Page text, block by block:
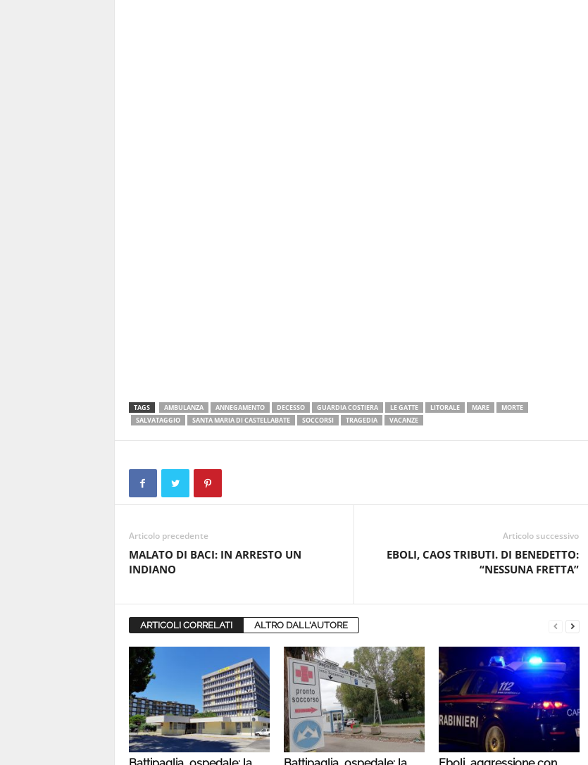
TAGS AMBULANZA ANNEGAMENTO DECESSO GUARDIA COSTIERA LE GATTE LITORALE MARE
MORTE
SALVATAGGIO
SANTA MARIA DI CASTELLABATE SOCCORSI TRAGEDIA VACANZE
Articolo precedente
MALATO DI BACI: IN ARRESTO UN
INDIANO
Articolo successivo
EBOLI, CAOS TRIBUTI. DI BENEDETTO:
“NESSUNA FRETTA”
ARTICOLI CORRELATI ALTRO DALL'AUTORE